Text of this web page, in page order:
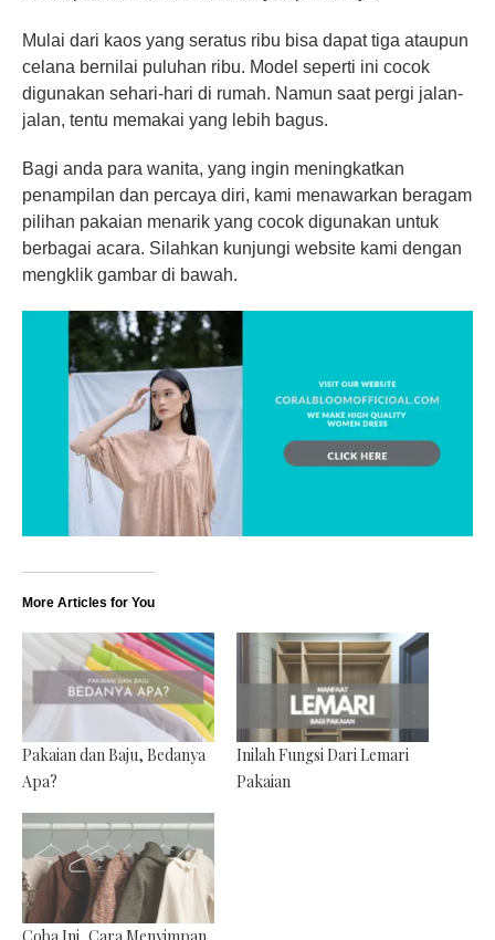
Mulai dari kaos yang seratus ribu bisa dapat tiga ataupun
celana bernilai puluhan ribu. Model seperti ini cocok
digunakan sehari-hari di rumah. Namun saat pergi jalan-
jalan, tentu memakai yang lebih bagus.
Bagi anda para wanita, yang ingin meningkatkan
penampilan dan percaya diri, kami menawarkan beragam
pilihan pakaian menarik yang cocok digunakan untuk
berbagai acara. Silahkan kunjungi website kami dengan
mengklik gambar di bawah.
More Articles for You
Pakaian dan Baju, Bedanya
Apa?
Inilah Fungsi Dari Lemari
Pakaian
Coba Ini, Cara Menyimpan